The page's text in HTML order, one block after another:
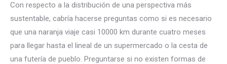
Con respecto a la distribución de una perspectiva más
sustentable, cabría hacerse preguntas como si es necesario
que una naranja viaje casi 10000 km durante cuatro meses
para llegar hasta el lineal de un supermercado o la cesta de
una futería de pueblo. Preguntarse si no existen formas de